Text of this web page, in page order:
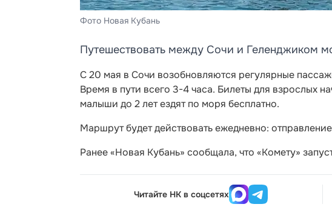
Фото Новая Кубань
Путешествовать между Сочи и Геленджиком
С 20 мая в Сочи возобновляются регулярные
Время в пути всего 3-4 часа. Билеты для взрослых
малыши до 2 лет ездят по моря бесплатно.
Маршрут будет действовать ежедневно:
Ранее «Новая Кубань» сообщала, что «Комету»
Читайте НК в соцсетях